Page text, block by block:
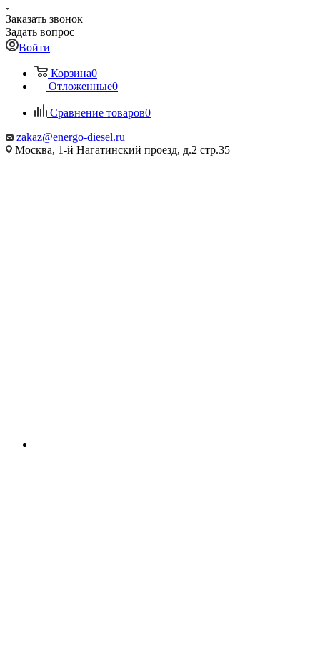
Заказать звонок
Задать вопрос
Войти
Корзина0
Отложенные0
Сравнение товаров0
zakaz@energo-diesel.ru
Москва, 1-й Нагатинский проезд, д.2 стр.35